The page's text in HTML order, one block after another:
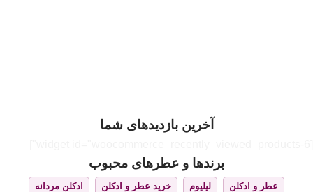
آخرین بازدیدهای شما
برندها و عطرهای محبوب
عطر و ادکلن لیلیوم خرید عطر و ادکلن ادکلن مردانه